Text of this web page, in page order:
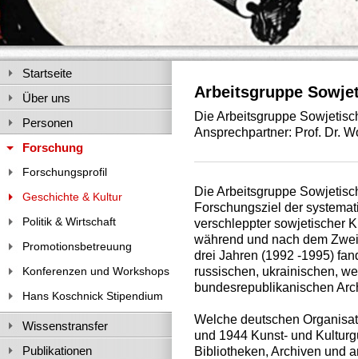
Arbeitsgruppe
Die Arbeitsgruppe
Ansprechpartner: Prof. Dr.
Die Arbeitsgruppe
Forschungsziel der
verschleppter sowjetischer
während und nach dem
drei Jahren (1992 -1995)
russischen, ukrainischen,
bundesrepublikanischen
Welche deutschen
und 1944 Kunst- und
Bibliotheken, Archiven und
Startseite
Über uns
Personen
Forschung
Forschungsprofil
Geschichte & Kultur
Politik & Wirtschaft
Promotionsbetreuung
Konferenzen und Workshops
Hans Koschnick Stipendium
Wissenstransfer
Publikationen